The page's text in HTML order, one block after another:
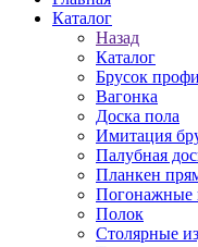
Каталог
Назад
Каталог
Брусок
Вагонка
Доска пола
Имитация
Палубная
Планкен
Погонажные
Полок
Столярные